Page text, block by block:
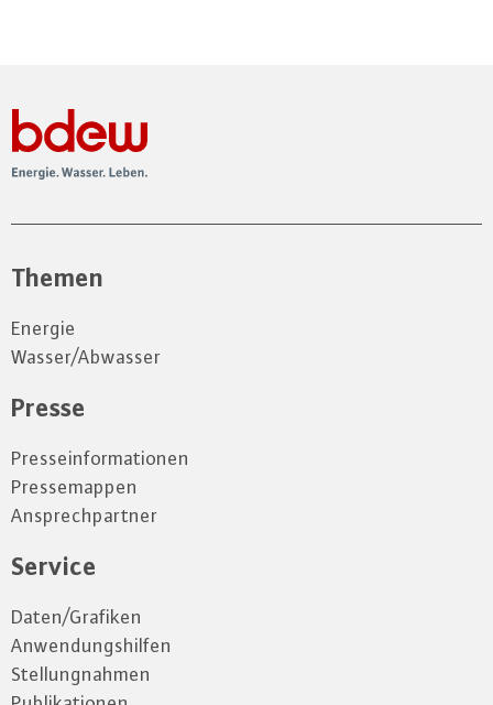
Themen
Energie
Wasser/Abwasser
Presse
Presseinformationen
Pressemappen
Ansprechpartner
Service
Daten/Grafiken
Anwendungshilfen
Stellungnahmen